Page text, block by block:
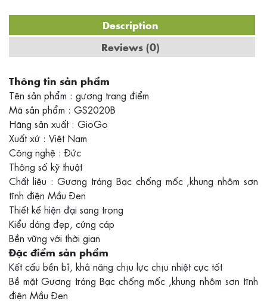
Description
Reviews (0)
Thông tin sản phẩm
Tên sản phẩm : gương trang điểm
Mã sản phẩm : GS2020B
Hãng sản xuất : GioGo
Xuất xứ : Việt Nam
Công nghệ : Đức
Thông số kỹ thuật
Chất liệu : Gương tráng Bạc chống mốc ,khung nhôm sơn
tĩnh điện Mầu Đen
Thiết kế hiện đại sang trọng
Kiểu dáng đẹp, cứng cáp
Bền vững với thời gian
Đặc điểm sản phẩm
Kết cấu bền bỉ, khả năng chịu lực chịu nhiệt cực tốt
Bề mặt Gương tráng Bạc chống mốc ,khung nhôm sơn tĩnh
điện Mầu Đen